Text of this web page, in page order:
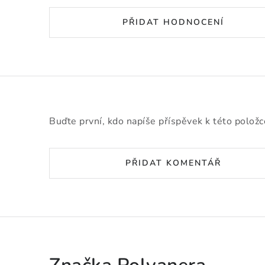
PŘIDAT HODNOCENÍ
Buďte první, kdo napíše příspěvek k této
PŘIDAT KOMENTÁŘ